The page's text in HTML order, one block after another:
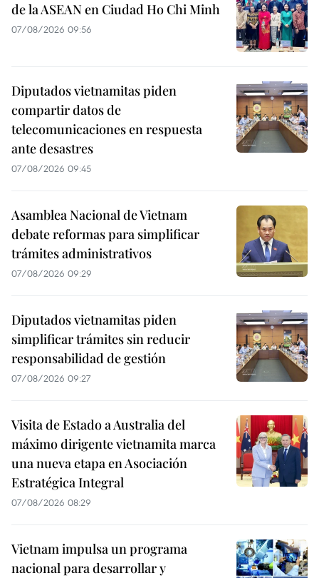
de la ASEAN en Ciudad Ho Chi Minh
07/08/2026 09:56
Diputados vietnamitas piden
compartir datos de
telecomunicaciones en respuesta
ante desastres
07/08/2026 09:45
Asamblea Nacional de Vietnam
debate reformas para simplificar
trámites administrativos
07/08/2026 09:29
Diputados vietnamitas piden
simplificar trámites sin reducir
responsabilidad de gestión
07/08/2026 09:27
Visita de Estado a Australia del
máximo dirigente vietnamita marca
una nueva etapa en Asociación
Estratégica Integral
07/08/2026 08:29
Vietnam impulsa un programa
nacional para desarrollar y